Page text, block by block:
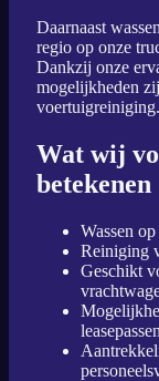
Daarnaast
regio op onze
Dankzij onze
mogelijkheden
voertuigreiniging.
Wat wij
betekenen
Wassen
Reiniging
Geschikt
leasepassen